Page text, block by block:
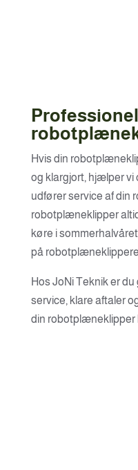
Hvis din
og klargjort, hjælper vi
udfører service af din
robotplæneklipper
køre i
på
Hos JoNi Teknik er
service, klare aftaler
din robotplæneklipper